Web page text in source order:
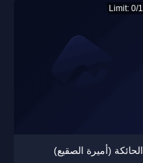
Limit: 0/1
الحائكة (أميرة الصقيع)